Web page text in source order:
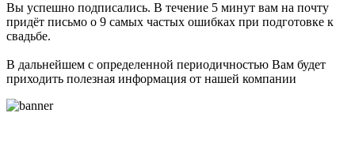
Вы успешно подписались. В течение 5 минут вам на почту
придёт письмо о 9 самых частых ошибках при подготовке к
свадьбе.
В дальнейшем с определенной периодичностью Вам будет
приходить полезная информация от нашей компании